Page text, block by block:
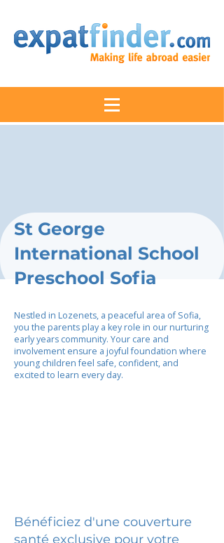
St George
International School
Preschool Sofia
Nestled in Lozenets, a peaceful area of Sofia,
you the parents play a key role in our nurturing
early years community. Your care and
involvement ensure a joyful foundation where
young children feel safe, confident, and
excited to learn every day.
Bénéficiez d'une couverture
santé exclusive pour votre